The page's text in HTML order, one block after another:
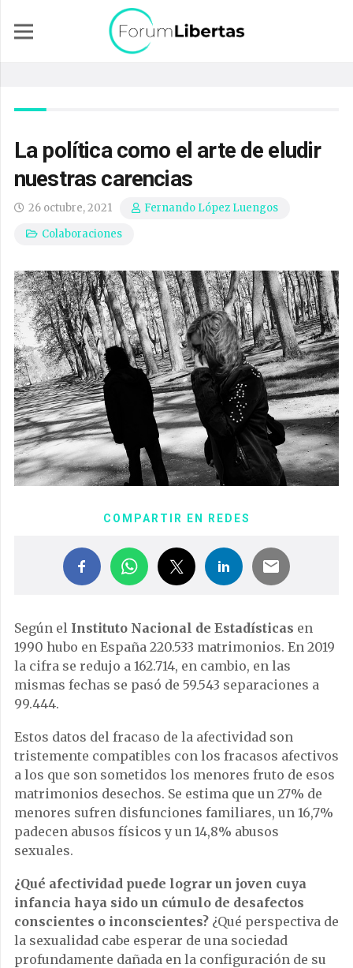
La política como el arte de eludir
nuestras carencias
26 octubre, 2021
Fernando López Luengos
Colaboraciones
COMPARTIR EN REDES
Según el Instituto Nacional de Estadísticas en
1990 hubo en España 220.533 matrimonios. En 2019
la cifra se redujo a 162.714, en cambio, en las
mismas fechas se pasó de 59.543 separaciones a
99.444.
Estos datos del fracaso de la afectividad son
tristemente compatibles con los fracasos afectivos
a los que son sometidos los menores fruto de esos
matrimonios desechos. Se estima que un 27% de
menores sufren disfunciones familiares, un 16,7%
padecen abusos físicos y un 14,8% abusos
sexuales.
¿Qué afectividad puede lograr un joven cuya
infancia haya sido un cúmulo de desafectos
conscientes o inconscientes? ¿Qué perspectiva de
la sexualidad cabe esperar de una sociedad
profundamente dañada en la configuración de su